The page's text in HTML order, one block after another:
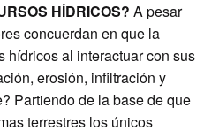
HÍDRICOS? A pesar
concuerdan en que la
hídricos al interactuar con sus
erosión, infiltración y
Partiendo de la base de que
terrestres los únicos